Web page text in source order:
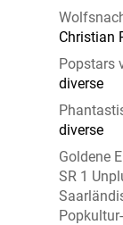
Christian
Popstars
diverse
diverse
Goldene
SR 1